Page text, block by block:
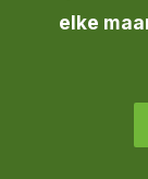
elke